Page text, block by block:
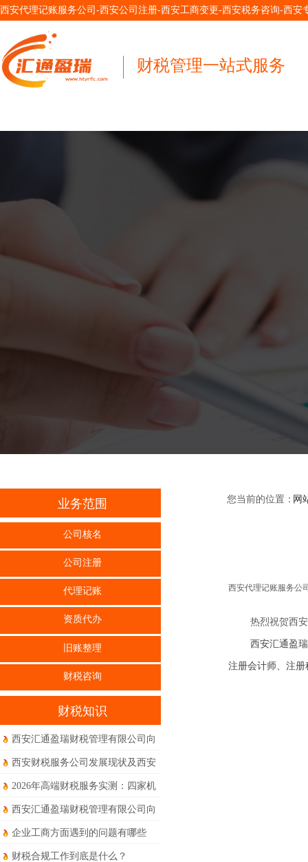
财税管理一站式服务
西安代理记账服务公司-西安公司注册-西安工商变更-西安税务咨询-西
业务范围 您当前的位置： 网
公司核名
公司注册
代理记账
资质代办
旧账整理
财税咨询
西安代理记账服务公
热烈祝贺西
西安汇通盈
注册会计师、注
财税知识
西安汇通盈瑞财税管理有限公司向
全体员工、合作伙伴及新老客户致
以最诚挚的节日祝福
西安财税服务公司发展现状及西安
本地真实体验到底如何？
2026年高端财税服务实测：四家机
构权威度对比体验
西安汇通盈瑞财税管理有限公司向
新老客户朋友们及全体同仁致以诚
挚的节日问候和美好的祝福！
企业工商方面遇到的问题有哪些
财税合规工作到底是什么？